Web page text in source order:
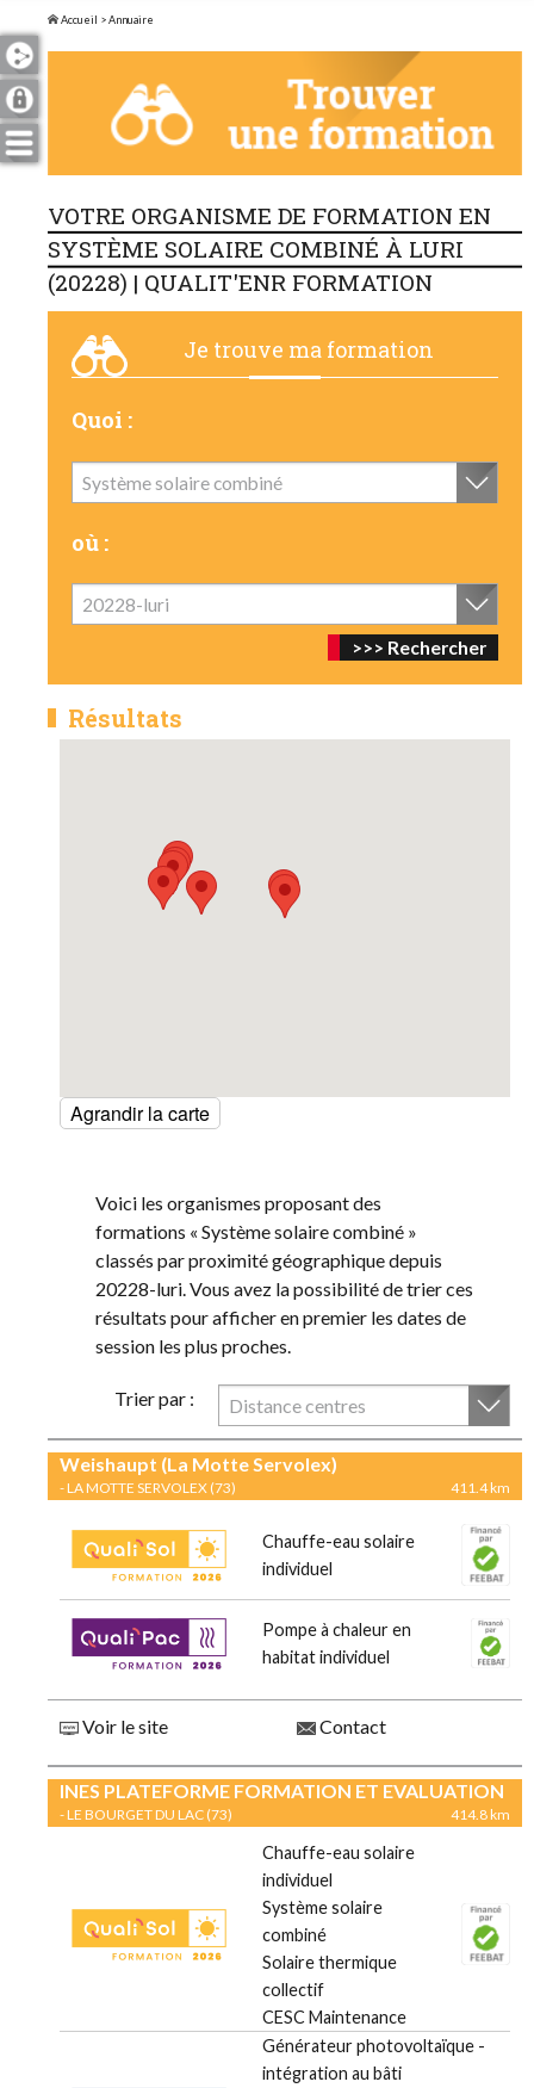
Accueil > Annuaire
VOTRE ORGANISME DE FORMATION EN
SYSTÈME SOLAIRE COMBINÉ À LURI
(20228) | QUALIT'ENR FORMATION
Je trouve ma formation
Quoi :
Système solaire combiné
où :
20228-luri
Résultats
Agrandir la carte
Voici les organismes proposant des
formations « Système solaire combiné »
classés par proximité géographique depuis
20228-luri. Vous avez la possibilité de trier ces
résultats pour afficher en premier les dates de
session les plus proches.
Trier par : Distance centres
Weishaupt (La Motte Servolex)
- LA MOTTE SERVOLEX (73) 411.4 km
Chauffe-eau solaire
individuel
Pompe à chaleur en
habitat individuel
Voir le site Contact
INES PLATEFORME FORMATION ET EVALUATION
- LE BOURGET DU LAC (73) 414.8 km
Chauffe-eau solaire
individuel
Système solaire
combiné
Solaire thermique
collectif
CESC Maintenance
Générateur photovoltaïque -
intégration au bâti